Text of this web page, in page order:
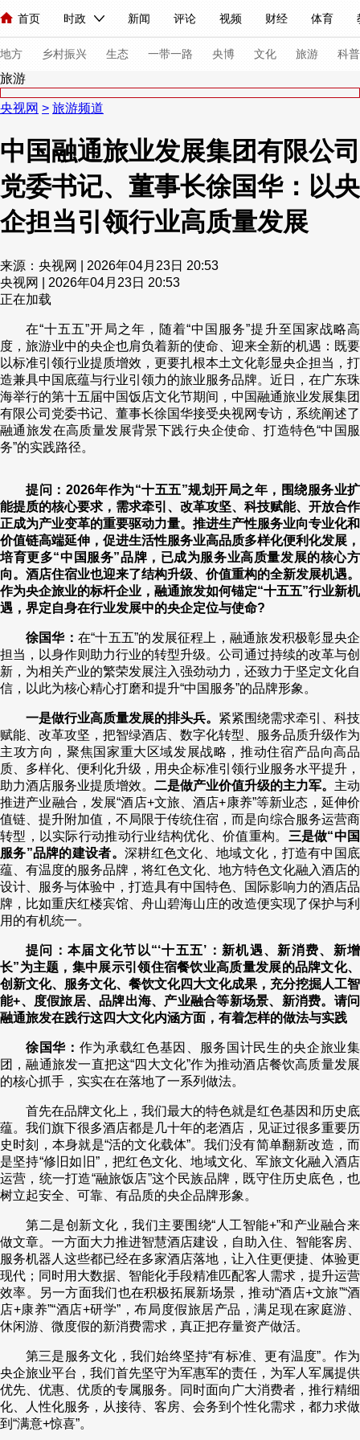
首页 时政 新闻 评论 视频 财经 体育
人民领袖习近平 联播+ 中国领导人 央视快评 习式妙语
直播 栏目大全 节目单 听音 微视频 主持人
海外频道 iPanda English Монгол
地方 乡村振兴 生态 一带一路 央博 文化 旅游 科普
总台春晚 网络春晚
新闻 国内 国际 评论 经济 军事 科技
人民领袖习近平 联播+ 热解读 天天学习
现场 前线 比划 快看
VIP会员 CCTV奥林匹克频道 生活体育大会 体育江湖
财经 教育 乡村振兴 生态环境 一带一路 央博
大国智造 大国展会 大国保险 云顶对话 云起
CCTV.节目官网 直播 节目单 栏目 片库 热播榜
旅游
央视网 > 旅游频道
中国融通旅业发展集团有限公司
党委书记、董事长徐国华：以央
企担当引领行业高质量发展
来源：央视网 | 2026年04月23日 20:53
央视网 | 2026年04月23日 20:53
正在加载
在“十五五”开局之年，随着“中国服务”提升至国家战略高
度，旅游业中的央企也肩负着新的使命、迎来全新的机遇：既要
以标准引领行业提质增效，更要扎根本土文化彰显央企担当，打
造兼具中国底蕴与行业引领力的旅业服务品牌。近日，在广东珠
海举行的第十五届中国饭店文化节期间，中国融通旅业发展集团
有限公司党委书记、董事长徐国华接受央视网专访，系统阐述了
融通旅发在高质量发展背景下践行央企使命、打造特色“中国服
务”的实践路径。
提问：2026年作为“十五五”规划开局之年，围绕服务业扩
能提质的核心要求，需求牵引、改革攻坚、科技赋能、开放合作
正成为产业变革的重要驱动力量。推进生产性服务业向专业化和
价值链高端延伸，促进生活性服务业高品质多样化便利化发展，
培育更多“中国服务”品牌，已成为服务业高质量发展的核心方
向。酒店住宿业也迎来了结构升级、价值重构的全新发展机遇。
作为央企旅业的标杆企业，融通旅发如何锚定“十五五”行业新机
遇，界定自身在行业发展中的央企定位与使命?
徐国华： 在“十五五”的发展征程上，融通旅发积极彰显央企
担当，以身作则助力行业的转型升级。公司通过持续的改革与创
新，为相关产业的繁荣发展注入强劲动力，还致力于坚定文化自
信，以此为核心精心打磨和提升“中国服务”的品牌形象。
一是做行业高质量发展的排头兵。 紧紧围绕需求牵引、科技
赋能、改革攻坚，把智绿酒店、数字化转型、服务品质升级作为
主攻方向，聚焦国家重大区域发展战略，推动住宿产品向高品
质、多样化、便利化升级，用央企标准引领行业服务水平提升，
助力酒店服务业提质增效。 二是做产业价值升级的主力军。 主动
推进产业融合，发展“酒店+文旅、酒店+康养”等新业态，延伸价
值链、提升附加值，不局限于传统住宿，而是向综合服务运营商
转型，以实际行动推动行业结构优化、价值重构。 三是做“中国
服务”品牌的建设者。 深耕红色文化、地域文化，打造有中国底
蕴、有温度的服务品牌，将红色文化、地方特色文化融入酒店的
设计、服务与体验中，打造具有中国特色、国际影响力的酒店品
牌，比如重庆红楼宾馆、舟山碧海山庄的改造便实现了保护与利
用的有机统一。
提问：本届文化节以“‘十五五’：新机遇、新消费、新增
长”为主题，集中展示引领住宿餐饮业高质量发展的品牌文化、
创新文化、服务文化、餐饮文化四大文化成果，充分挖掘人工智
能+、度假旅居、品牌出海、产业融合等新场景、新消费。请问
融通旅发在践行这四大文化内涵方面，有着怎样的做法与实践
徐国华： 作为承载红色基因、服务国计民生的央企旅业集
团，融通旅发一直把这“四大文化”作为推动酒店餐饮高质量发展
的核心抓手，实实在在落地了一系列做法。
首先在品牌文化上，我们最大的特色就是红色基因和历史底
蕴。我们旗下很多酒店都是几十年的老酒店，见证过很多重要历
史时刻，本身就是“活的文化载体”。我们没有简单翻新改造，而
是坚持“修旧如旧”，把红色文化、地域文化、军旅文化融入酒店
运营，统一打造“融旅饭店”这个民族品牌，既守住历史底色，也
树立起安全、可靠、有品质的央企品牌形象。
第二是创新文化，我们主要围绕“人工智能+”和产业融合来
做文章。一方面大力推进智慧酒店建设，自助入住、智能客房、
服务机器人这些都已经在多家酒店落地，让入住更便捷、体验更
现代；同时用大数据、智能化手段精准匹配客人需求，提升运营
效率。另一方面我们也在积极拓展新场景，推动“酒店+文旅”“酒
店+康养”“酒店+研学”，布局度假旅居产品，满足现在家庭游、
休闲游、微度假的新消费需求，真正把存量资产做活。
第三是服务文化，我们始终坚持“有标准、更有温度”。作为
央企旅业平台，我们首先坚守为军惠军的责任，为军人军属提供
优先、优惠、优质的专属服务。同时面向广大消费者，推行精细
化、人性化服务，从接待、客房、会务到个性化需求，都力求做
到“满意+惊喜”。